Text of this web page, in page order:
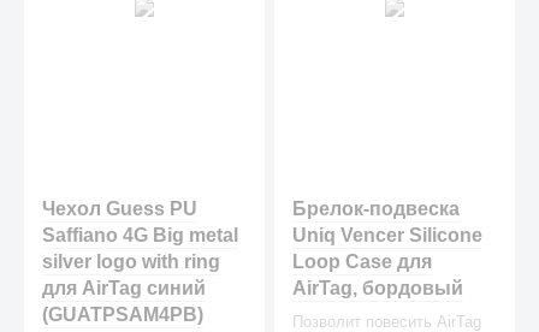
Чехол Guess PU
Saffiano 4G Big metal
silver logo with ring
для AirTag синий
(GUATPSAM4PB)
Брелок-подвеска
Uniq Vencer Silicone
Loop Case для
AirTag, бордовый
Позволит повесить AirTag